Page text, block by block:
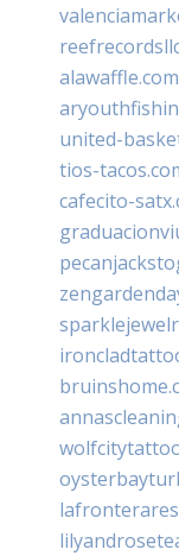
alawaffle.com
united-
tios-
cafecito-